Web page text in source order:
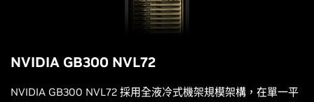
NVIDIA GB300 NVL72
NVIDIA GB300 NVL72 採用全液冷式機架規模架構，在單一平